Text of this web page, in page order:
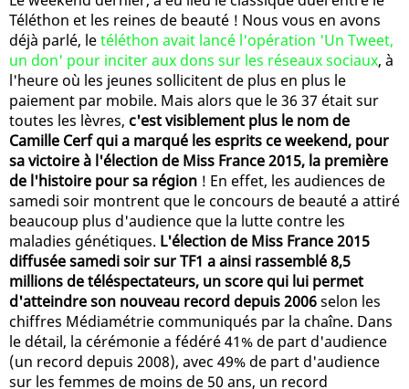
Téléthon et les reines de beauté ! Nous vous en avons
déjà parlé, letéléthon avait lancé l'opération 'Un Tweet,
un don' pour inciter aux dons sur les réseaux sociaux, à
l'heure où les jeunes sollicitent de plus en plus le
paiement par mobile. Mais alors que le 36 37 était sur
toutes les lèvres, c'est visiblement plus le nom de
Camille Cerf qui a marqué les esprits ce weekend, pour
sa victoire à l'élection de Miss France 2015, la première
de l'histoire pour sa région ! En effet, les audiences de
samedi soir montrent que le concours de beauté a attiré
beaucoup plus d'audience que la lutte contre les
maladies génétiques. L'élection de Miss France 2015
diffusée samedi soir sur TF1 a ainsi rassemblé 8,5
millions de téléspectateurs, un score qui lui permet
d'atteindre son nouveau record depuis 2006selon les
chiffres Médiamétrie communiqués par la chaîne. Dans
le détail, la cérémonie a fédéré 41% de part d'audience
(un record depuis 2008), avec 49% de part d'audience
sur les femmes de moins de 50 ans, un record